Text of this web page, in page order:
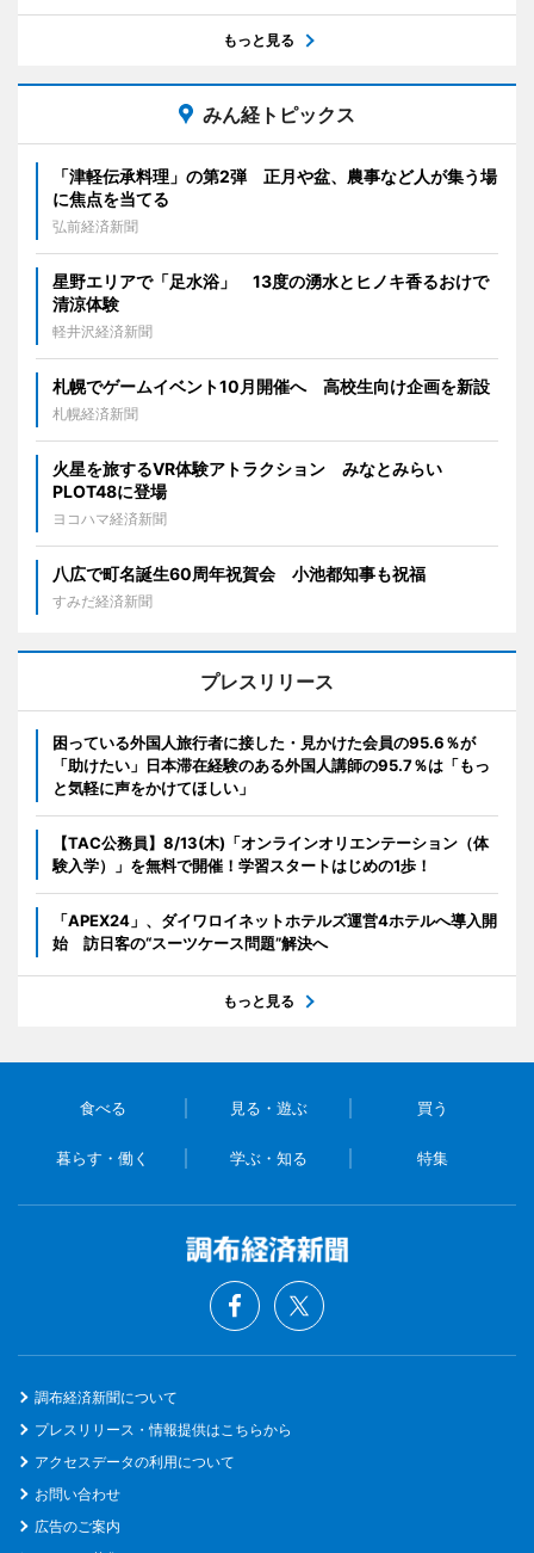
もっと見る
みん経トピックス
「津軽伝承料理」の第2弾 正月や盆、農事など人が集う場
に焦点を当てる
弘前経済新聞
星野エリアで「足水浴」 13度の湧水とヒノキ香るおけで
清涼体験
軽井沢経済新聞
札幌でゲームイベント10月開催へ 高校生向け企画を新設
札幌経済新聞
火星を旅するVR体験アトラクション みなとみらい
PLOT48に登場
ヨコハマ経済新聞
八広で町名誕生60周年祝賀会 小池都知事も祝福
すみだ経済新聞
プレスリリース
困っている外国人旅行者に接した・見かけた会員の95.6％が
「助けたい」日本滞在経験のある外国人講師の95.7％は「もっ
と気軽に声をかけてほしい」
【TAC公務員】8/13(木)「オンラインオリエンテーション（体
験入学）」を無料で開催！学習スタートはじめの1歩！
「APEX24」、ダイワロイネットホテルズ運営4ホテルへ導入開
始 訪日客の“スーツケース問題”解決へ
もっと見る
食べる 見る・遊ぶ 買う
暮らす・働く 学ぶ・知る 特集
調布経済新聞について
プレスリリース・情報提供はこちらから
アクセスデータの利用について
お問い合わせ
広告のご案内